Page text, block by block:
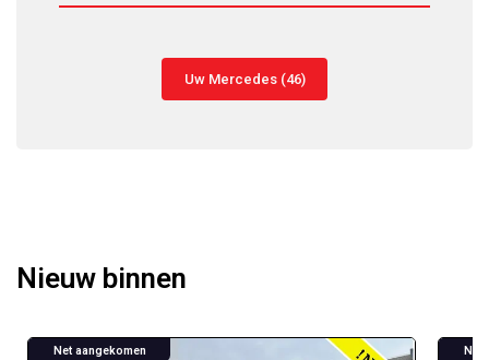
Uw Mercedes (46)
Nieuw binnen
Net aangekomen Net